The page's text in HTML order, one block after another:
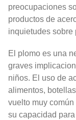
preocupaciones
productos de
inquietudes sobre
El plomo es una
graves
niños. El uso de
alimentos,
vuelto muy
su capacidad